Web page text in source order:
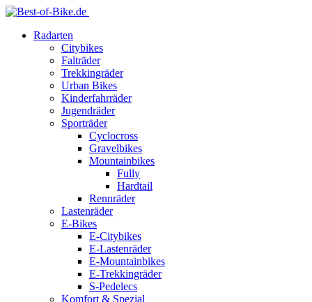
Radarten
Citybikes
Falträder
Trekkingräder
Urban Bikes
Kinderfahrräder
Jugendräder
Sporträder
Cyclocross
Gravelbikes
Mountainbikes
Fully
Hardtail
Rennräder
Lastenräder
E-Bikes
E-Citybikes
E-Lastenräder
E-Mountainbikes
E-Trekkingräder
S-Pedelecs
Komfort & Spezial